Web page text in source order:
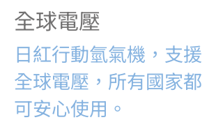
全球電壓
日紅行動氫氣機，支援
全球電壓，所有國家都
可安心使用。